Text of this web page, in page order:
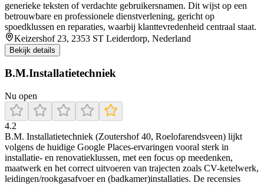
generieke teksten of verdachte gebruikersnamen. Dit wijst op een
betrouwbare en professionele dienstverlening, gericht op
spoedklussen en reparaties, waarbij klanttevredenheid centraal staat.
Keizershof 23, 2353 ST Leiderdorp, Nederland
Bekijk details
B.M.Installatietechniek
Nu open
4.2
B.M. Installatietechniek (Zoutershof 40, Roelofarendsveen) lijkt
volgens de huidige Google Places-ervaringen vooral sterk in
installatie- en renovatieklussen, met een focus op meedenken,
maatwerk en het correct uitvoeren van trajecten zoals CV-ketelwerk,
leidingen/rookgasafvoer en (badkamer)installaties. De recensies